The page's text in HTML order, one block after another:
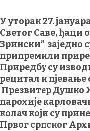
У уторак 27.
Светог Саве, ђаци
Зрински” заједно
припремили
Приредбу су
рецитал и пјевање
Презвитер Душко
парохије
колач који су
Првог српског